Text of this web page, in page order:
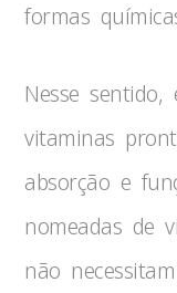
formas
Nesse sentido,
vitaminas
absorção e
nomeadas de
não